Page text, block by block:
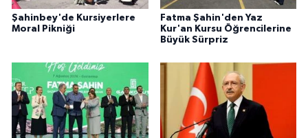
Şahinbey'de Kursiyerlere
Moral Pikniği
Fatma Şahin'den Yaz
Kur'an Kursu Öğrencilerine
Büyük Sürpriz